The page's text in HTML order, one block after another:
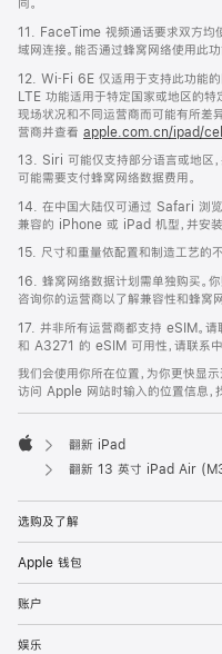
同。
11. FaceTime 视频通话要求双方均
域网连接。能否通过蜂窝网络使用此功
12. Wi‑Fi 6E 仅适用于支持此功能的
LTE 功能适用于特定国家或地区的特
现场状况和不同运营商而可能有所差
营商并查看 apple.com.cn/ipad/
13. Siri 可能仅支持部分语言或地区，
可能需要支付蜂窝网络数据费用。
14. 在中国大陆仅可通过 Safari 浏
兼容的 iPhone 或 iPad 机型，并安
15. 尺寸和重量依配置和制造工艺的不
16. 蜂窝网络数据计划需单独购买。
咨询你的运营商以了解兼容性和蜂窝
17. 并非所有运营商都支持 eSIM。
和 A3271 的 eSIM 可用性，请联系中
我们会使用你所在位置，为你更快显
访问 Apple 网站时输入的位置信息，
Apple
翻新 iPad
翻新 13 英寸 iPad Air (M3)
选购及了解
Apple 钱包
账户
娱乐